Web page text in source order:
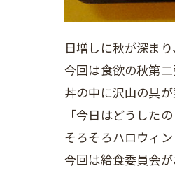
日増しに秋が深ま
今回は食欲の秋第
丼の中に沢山の具
「今日はどうした
そろそろハロウィ
今回は給食委員会が